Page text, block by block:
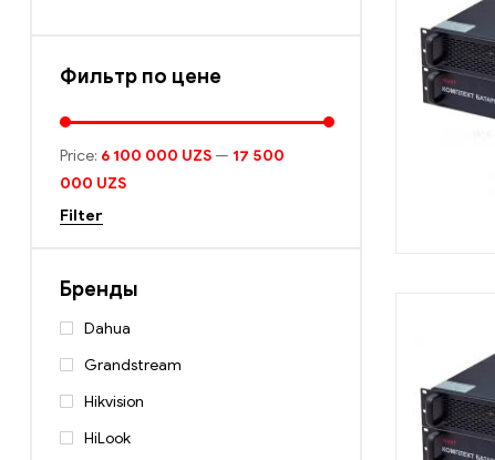
Фильтр по цене
Filter
Price: 6 100 000 UZS — 17 500
000 UZS
Бренды
Dahua
Grandstream
Hikvision
HiLook